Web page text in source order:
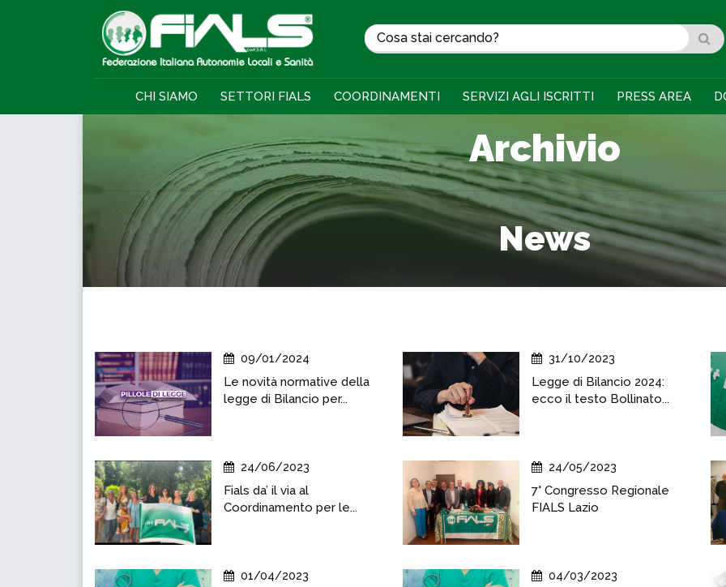
CHI SIAMO SETTORI FIALS COORDINAMENTI SERVIZI AGLI ISCRITTI PRESS AREA
Archivio
News
09/01/2024
Le novità normative della
legge di Bilancio per...
31/10/2023
Legge di Bilancio 2024:
ecco il testo Bollinato...
24/06/2023
Fials da’ il via al
Coordinamento per le...
24/05/2023
7° Congresso Regionale
FIALS Lazio
01/04/2023 04/03/2023